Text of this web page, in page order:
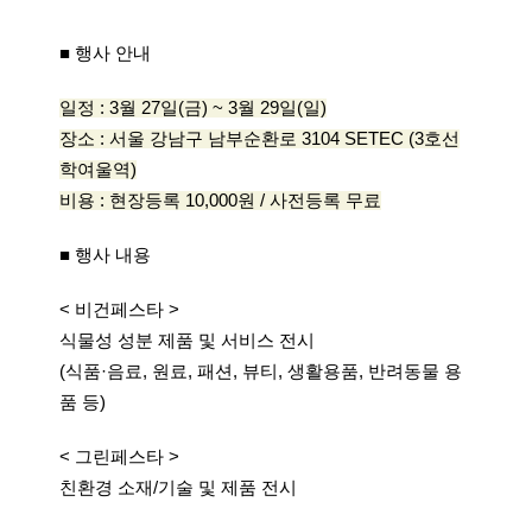
■ 행사 안내
일정 : 3월 27일(금) ~ 3월 29일(일)
장소 : 서울 강남구 남부순환로 3104 SETEC (3호선
학여울역)
비용 : 현장등록 10,000원 / 사전등록 무료
■ 행사 내용
< 비건페스타 >
식물성 성분 제품 및 서비스 전시
(식품·음료, 원료, 패션, 뷰티, 생활용품, 반려동물 용
품 등)
< 그린페스타 >
친환경 소재/기술 및 제품 전시